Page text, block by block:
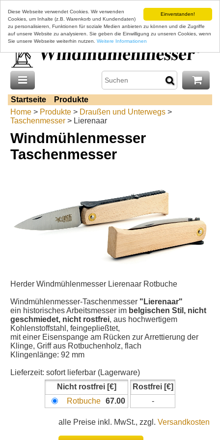
Einverstanden!
Diese Webseite verwendet Cookies. Wir verwenden
Cookies, um Inhalte (z.B. Warenkorb und Kundendaten)
zu personalisieren, Funktionen für soziale Medien anbieten zu können und die Zugriffe
auf unsere Website zu analysieren. Sie geben die Einwilligung zu unseren Cookies, wenn
Sie unsere Webseite weiterhin nutzen. Weitere Informationen
Startseite
Produkte
Home > Produkte > Draußen und Unterwegs >
Taschenmesser > Lierenaar
Windmühlenmesser
Taschenmesser
Herder Windmühlenmesser Lierenaar Rotbuche
Windmühlenmesser-Taschenmesser "Lierenaar"
ein historisches Arbeitsmesser im belgischen Stil, nicht
geschmiedet, nicht rostfrei, aus hochwertigem
Kohlenstoffstahl, feingepließtet,
mit einer Eisenspange am Rücken zur Arrettierung der
Klinge, Griff aus Rotbuchenholz, flach
Klingenlänge: 92 mm
Lieferzeit: sofort lieferbar (Lagerware)
Nicht rostfrei
Rotbuche
67.00
Rostfrei
-
alle Preise inkl. MwSt., zzgl. Versandkosten